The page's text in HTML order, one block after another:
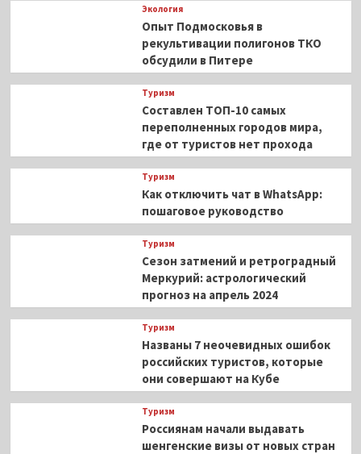
Экология
Опыт Подмосковья в
рекультивации полигонов ТКО
обсудили в Питере
Туризм
Составлен ТОП-10 самых
переполненных городов мира,
где от туристов нет прохода
Туризм
Как отключить чат в WhatsApp:
пошаговое руководство
Туризм
Сезон затмений и ретроградный
Меркурий: астрологический
прогноз на апрель 2024
Туризм
Названы 7 неочевидных ошибок
российских туристов, которые
они совершают на Кубе
Туризм
Россиянам начали выдавать
шенгенские визы от новых стран